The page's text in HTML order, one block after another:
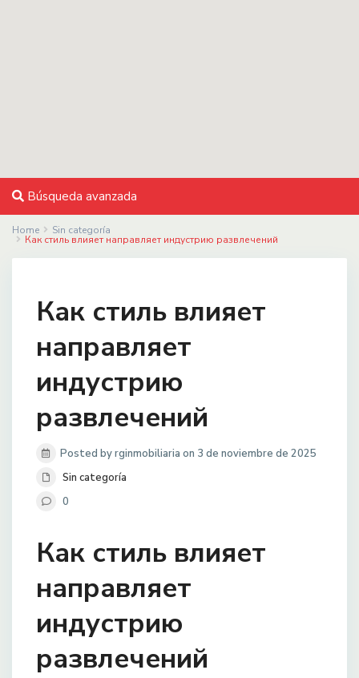
Búsqueda avanzada
Home Sin categoría
Как стиль влияет направляет индустрию развлечений
Как стиль влияет
направляет
индустрию
развлечений
Posted by rginmobiliaria on 3 de noviembre de 2025
Sin categoría
0
Как стиль влияет
направляет
индустрию
развлечений